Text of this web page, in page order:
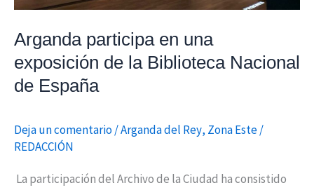
Arganda participa en una
exposición de la Biblioteca Nacional
de España
Deja un comentario/Arganda del Rey, Zona Este/
REDACCIÓN
La participación del Archivo de la Ciudad ha consistido
de